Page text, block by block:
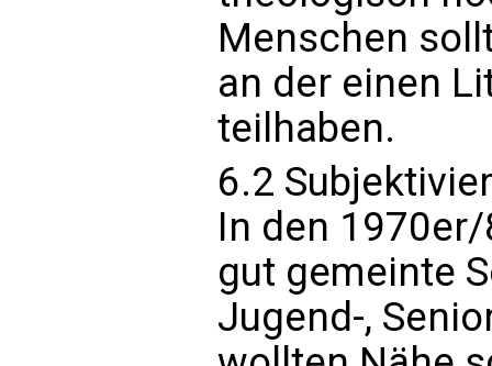
Menschen
an der einen
teilhaben.
6.2
In den
gut gemeinte
Jugend-,